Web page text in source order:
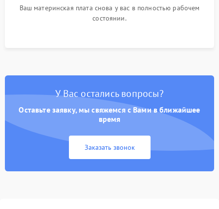
Ваш материнская плата снова у вас в полностью рабочем
состоянии.
У Вас остались вопросы?
Оставьте заявку, мы свяжемся с Вами в ближайшее
время
Заказать звонок